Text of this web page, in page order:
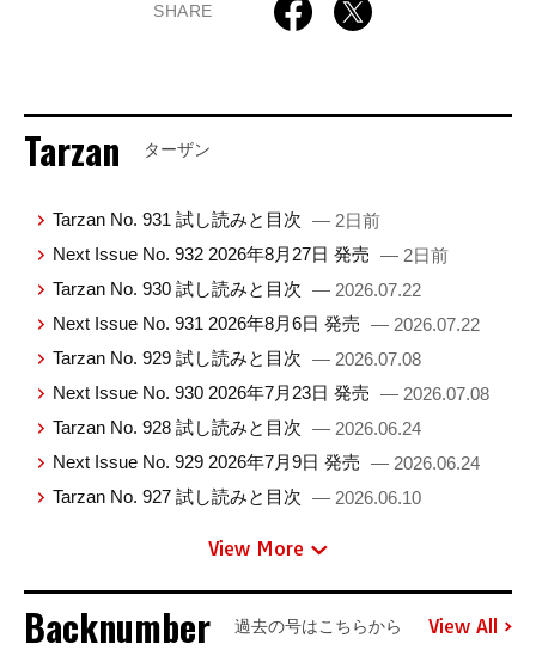
SHARE
Tarzan ターザン
Tarzan No. 931 試し読みと目次 — 2日前
Next Issue No. 932 2026年8月27日 発売 — 2日前
Tarzan No. 930 試し読みと目次 — 2026.07.22
Next Issue No. 931 2026年8月6日 発売 — 2026.07.22
Tarzan No. 929 試し読みと目次 — 2026.07.08
Next Issue No. 930 2026年7月23日 発売 — 2026.07.08
Tarzan No. 928 試し読みと目次 — 2026.06.24
Next Issue No. 929 2026年7月9日 発売 — 2026.06.24
Tarzan No. 927 試し読みと目次 — 2026.06.10
View More
Backnumber 過去の号はこちらから View All